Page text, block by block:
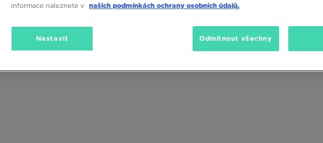
informace naleznete v našich podmínkách ochrany osobních údajů.
Nastavit Odmítnout všechny